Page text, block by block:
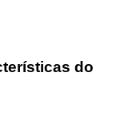
do